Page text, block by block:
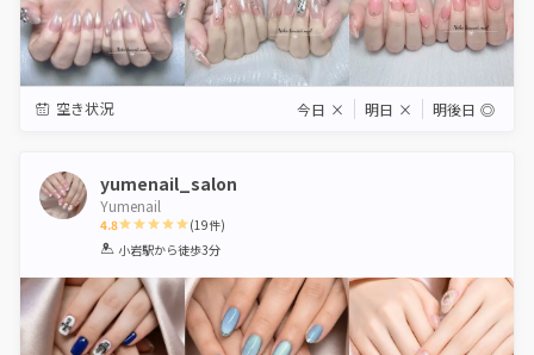
空き状況 今日 × 明日 × 明後日 ◎
yumenail_salon
Yumenail
4.8
1 2 3 4 5
(19件)
小岩駅から徒歩3分